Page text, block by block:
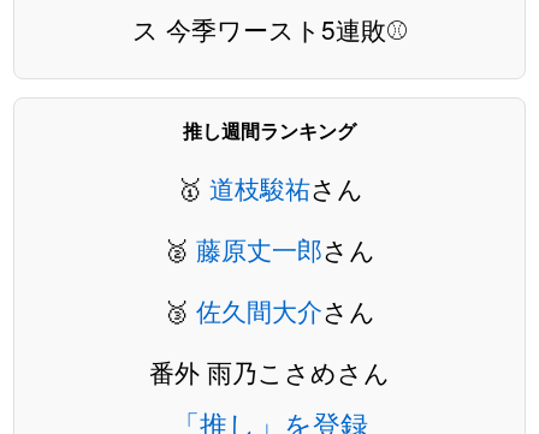
ス 今季ワースト5連敗⚾️
推し週間ランキング
🥇 道枝駿祐さん
🥈 藤原丈一郎さん
🥉 佐久間大介さん
番外 雨乃こさめさん
「推し」を登録